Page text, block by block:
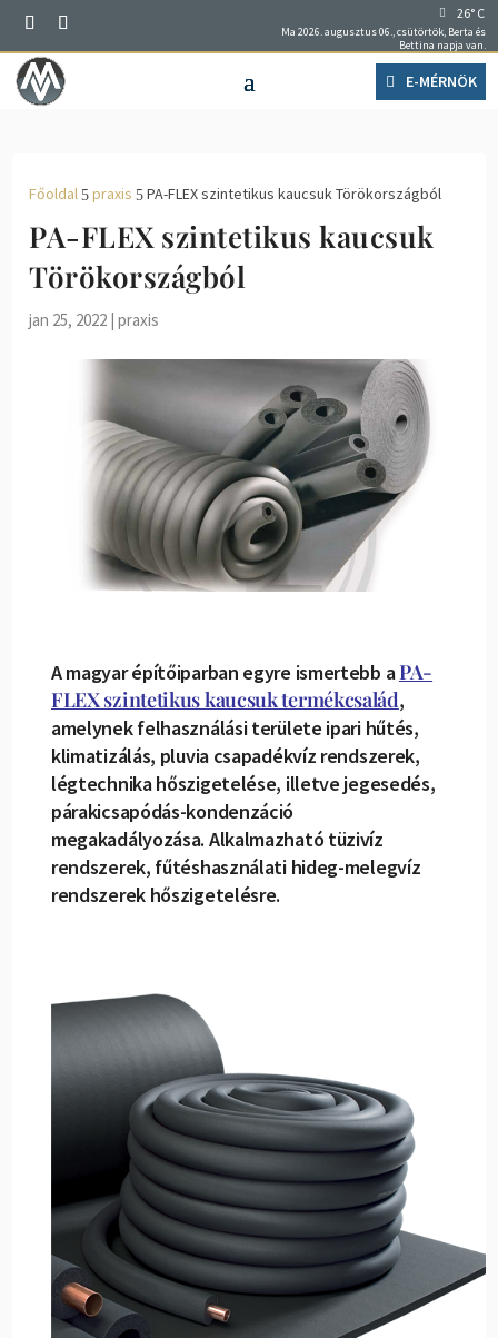
26° C
Ma 2026. augusztus 06., csütörtök, Berta és
Bettina napja van.
E-MÉRNÖK
Főoldal 5 praxis 5 PA-FLEX szintetikus kaucsuk Törökországból
PA-FLEX szintetikus kaucsuk
Törökországból
jan 25, 2022 |praxis
A magyar építőiparban egyre ismertebb aPA-
FLEX szintetikus kaucsuk termékcsalád,
amelynek felhasználási területe ipari hűtés,
klimatizálás, pluvia csapadékvíz rendszerek,
légtechnika hőszigetelése, illetve jegesedés,
párakicsapódás-kondenzáció
megakadályozása. Alkalmazható tüzivíz
rendszerek, fűtéshasználati hideg-melegvíz
rendszerek hőszigetelésre.